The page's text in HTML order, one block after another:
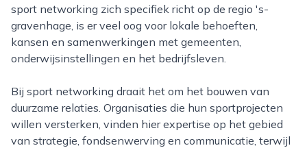
sport networking zich specifiek richt op de regio 's-
gravenhage, is er veel oog voor lokale behoeften,
kansen en samenwerkingen met gemeenten,
onderwijsinstellingen en het bedrijfsleven.
Bij sport networking draait het om het bouwen van
duurzame relaties. Organisaties die hun sportprojecten
willen versterken, vinden hier expertise op het gebied
van strategie, fondsenwerving en communicatie, terwijl